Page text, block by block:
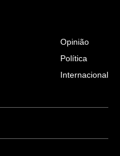
Opinião
Política
Internacional